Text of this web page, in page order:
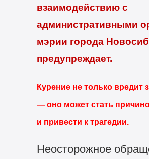
взаимодействию с
административными
мэрии города
предупреждает.
Курение не только вредит
— оно может стать
и привести к трагедии.
Неосторожное